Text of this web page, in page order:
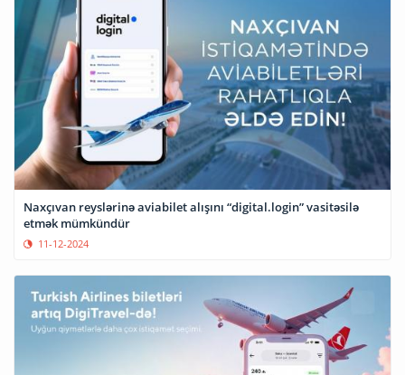
Naxçıvan reyslərinə aviabilet alışını “digital.login” vasitəsilə
etmək mümkündür
11-12-2024